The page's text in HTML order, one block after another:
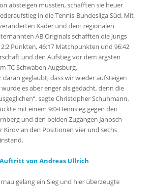
absteigen mussten, schafften sie heuer
in die Tennis-Bundesliga Süd. Mit
Kader und dem regionalen
AB Originals schafften die Jungs
Punkten, 46:17 Matchpunkten und 96:42
und den Aufstieg vor dem ärgsten
TC Schwaben Augsburg.
daran geglaubt, dass wir wieder aufsteigen
es aber enger als gedacht, denn die
sagte Christopher Schuhmann.
mit einem 9:0-Heimsieg gegen den
und den beiden Zugängen Janosch
Kirov an den Positionen vier und sechs
von Andreas Ullrich
gelang ein Sieg und hier überzeugte